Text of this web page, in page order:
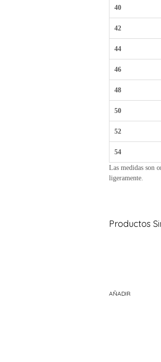
40
42
44
46
48
50
52
54
Las medidas son
ligeramente.
Productos
AÑADIR